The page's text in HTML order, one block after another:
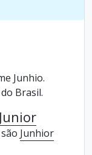
Junhio.
Brasil.
Junior
Junhior